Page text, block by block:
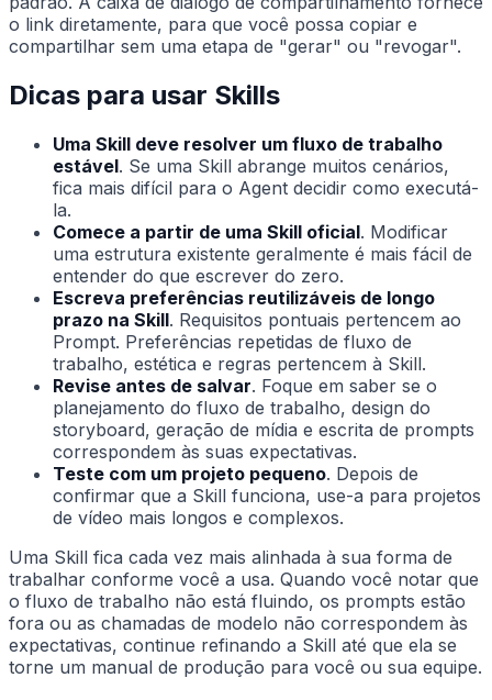
o link diretamente, para que você possa copiar e
compartilhar sem uma etapa de "gerar" ou "revogar".
Dicas para usar Skills
Uma Skill deve resolver um fluxo de trabalho
estável. Se uma Skill abrange muitos cenários,
fica mais difícil para o Agent decidir como executá-
la.
Comece a partir de uma Skill oficial. Modificar
uma estrutura existente geralmente é mais fácil de
entender do que escrever do zero.
Escreva preferências reutilizáveis de longo
prazo na Skill. Requisitos pontuais pertencem ao
Prompt. Preferências repetidas de fluxo de
trabalho, estética e regras pertencem à Skill.
Revise antes de salvar. Foque em saber se o
planejamento do fluxo de trabalho, design do
storyboard, geração de mídia e escrita de prompts
correspondem às suas expectativas.
Teste com um projeto pequeno. Depois de
confirmar que a Skill funciona, use-a para projetos
de vídeo mais longos e complexos.
Uma Skill fica cada vez mais alinhada à sua forma de
trabalhar conforme você a usa. Quando você notar que
o fluxo de trabalho não está fluindo, os prompts estão
fora ou as chamadas de modelo não correspondem às
expectativas, continue refinando a Skill até que ela se
torne um manual de produção para você ou sua equipe.